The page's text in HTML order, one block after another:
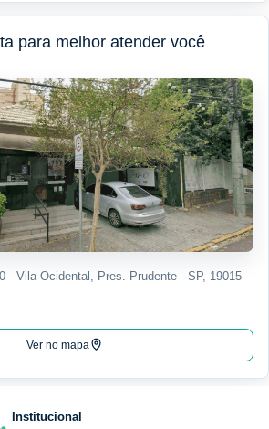
para melhor atender você
- Vila Ocidental, Pres. Prudente - SP, 19015-
Ver no mapa
Institucional